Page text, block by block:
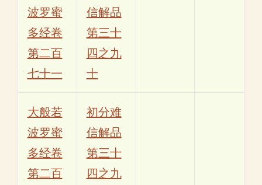
波罗蜜
多经卷
第二百
七十一
信解品
第三十
四之九
十
大般若
波罗蜜
多经卷
第二百
初分难
信解品
第三十
四之九